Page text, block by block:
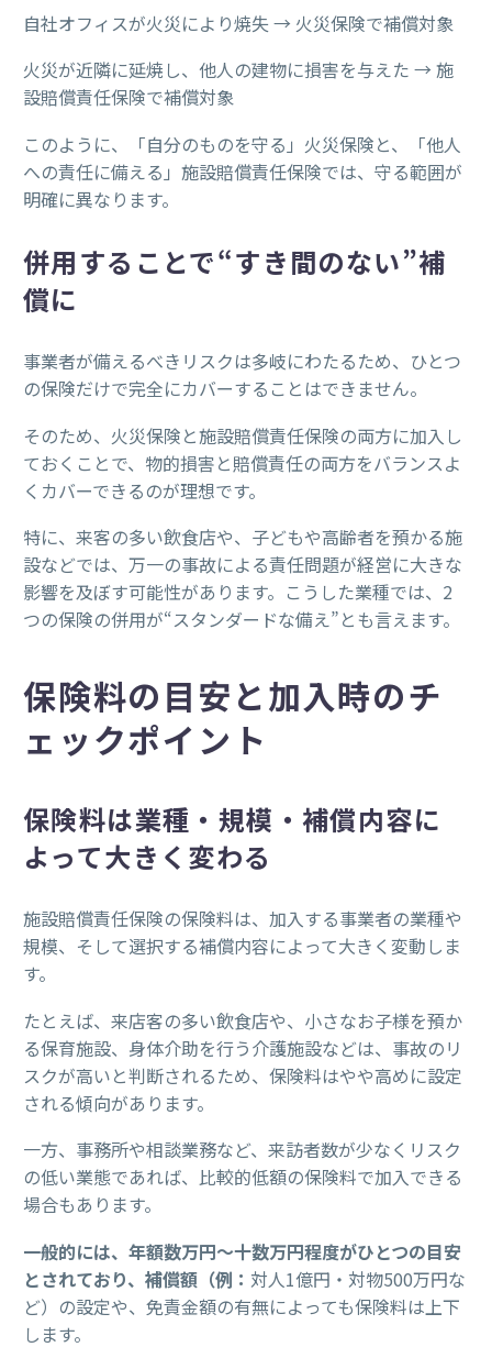
自社オフィスが火災により焼失 → 火災保険で補償対象
火災が近隣に延焼し、他人の建物に損害を与えた → 施
設賠償責任保険で補償対象
このように、「自分のものを守る」火災保険と、「他人
への責任に備える」施設賠償責任保険では、守る範囲が
明確に異なります。
併用することで“すき間のない”補
償に
事業者が備えるべきリスクは多岐にわたるため、ひとつ
の保険だけで完全にカバーすることはできません。
そのため、火災保険と施設賠償責任保険の両方に加入し
ておくことで、物的損害と賠償責任の両方をバランスよ
くカバーできるのが理想です。
特に、来客の多い飲食店や、子どもや高齢者を預かる施
設などでは、万一の事故による責任問題が経営に大きな
影響を及ぼす可能性があります。こうした業種では、2
つの保険の併用が“スタンダードな備え”とも言えます。
保険料の目安と加入時のチ
ェックポイント
保険料は業種・規模・補償内容に
よって大きく変わる
施設賠償責任保険の保険料は、加入する事業者の業種や
規模、そして選択する補償内容によって大きく変動しま
す。
たとえば、来店客の多い飲食店や、小さなお子様を預か
る保育施設、身体介助を行う介護施設などは、事故のリ
スクが高いと判断されるため、保険料はやや高めに設定
される傾向があります。
一方、事務所や相談業務など、来訪者数が少なくリスク
の低い業態であれば、比較的低額の保険料で加入できる
場合もあります。
一般的には、年額数万円〜十数万円程度がひとつの目安
とされており、補償額（例： 対人1億円・対物500万円な
ど）の設定や、免責金額の有無によっても保険料は上下
します。